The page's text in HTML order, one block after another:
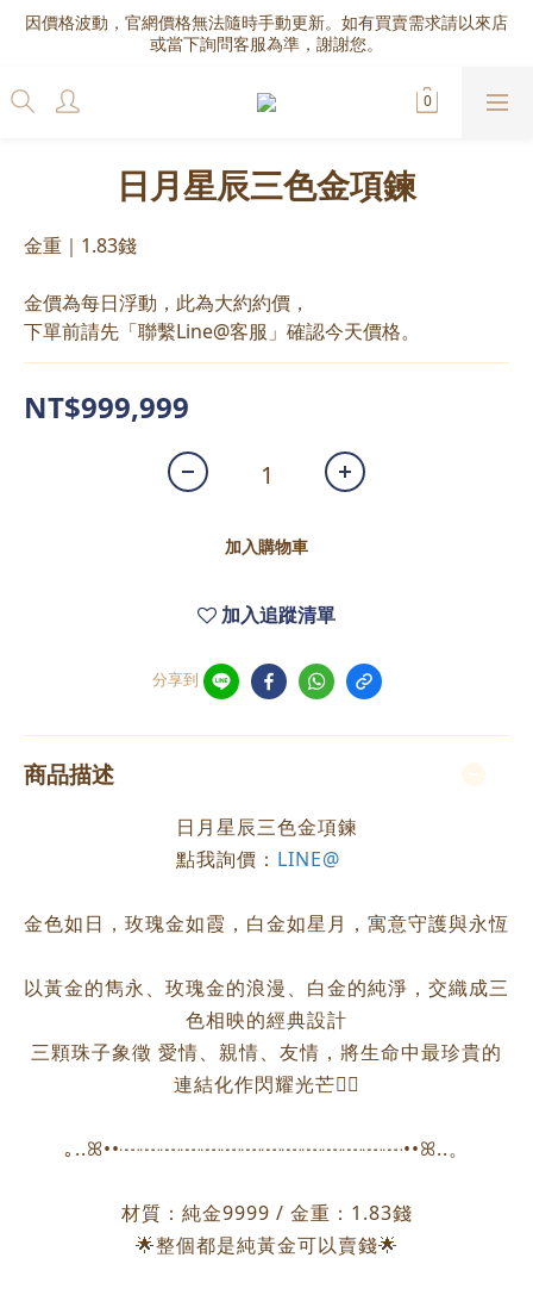
因價格波動，官網價格無法隨時手動更新。如有買賣需求請以來店
或當下詢問客服為準，謝謝您。
日月星辰三色金項鍊
金重｜1.83錢
金價為每日浮動，此為大約約價，
下單前請先「聯繫Line@客服」確認今天價格。
NT$999,999
加入購物車
加入追蹤清單
分享到
商品描述
日月星辰三色金項鍊
點我詢價： LINE@
金色如日，玫瑰金如霞，白金如星月，寓意守護與永恆
以黃金的雋永、玫瑰金的浪漫、白金的純淨，交織成三
色相映的經典設計
三顆珠子象徵 愛情、親情、友情，將生命中最珍貴的
連結化作閃耀光芒❤️‍🔥
｡..ꕤ••┈┈┈┈┈┈┈┈┈┈┈┈┈┈••ꕤ..。
材質：純金9999 / 金重：1.83錢
🌟整個都是純黃金可以賣錢🌟